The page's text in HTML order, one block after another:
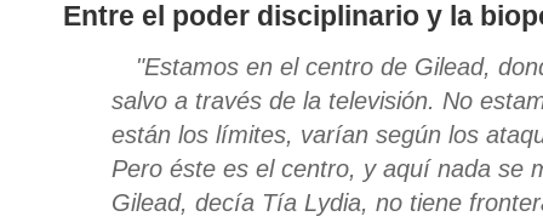
Entre el poder disciplinario y la
"Estamos en el centro de Gilead,
salvo a través de la televisión. No
están los límites, varían según los
Pero éste es el centro, y aquí nada se
Gilead, decía Tía Lydia, no tiene